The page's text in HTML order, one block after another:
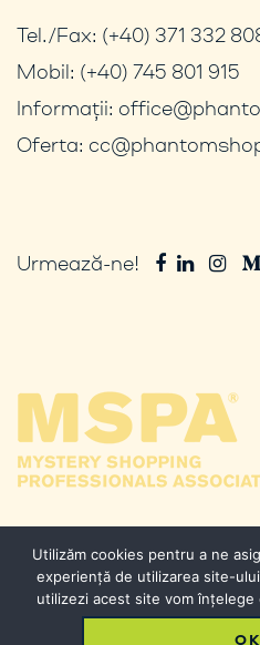
Tel./Fax: (+40) 371 332
Mobil: (+40) 745 801 915
Informații:
Oferta:
Urmează-ne!
© 2026 Phantom
Utilizăm cookies pentru a ne
experiență de utilizarea site-
utilizezi acest site vom
OK